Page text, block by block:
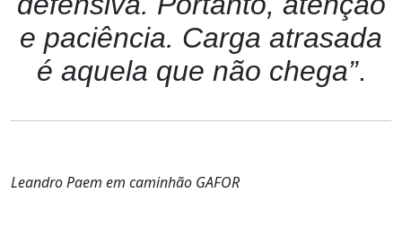
e paciência. Carga atrasada
é aquela que não chega”.
Leandro Paem em caminhão GAFOR